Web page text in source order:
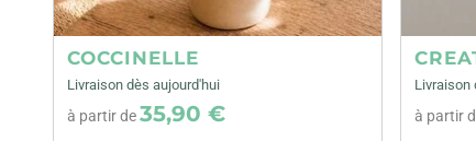
COCCINELLE
Livraison dès aujourd'hui
à partir de35,90 €
Livraison
à partir